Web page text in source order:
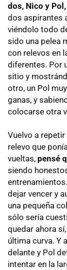
dos, Nico y
dos aspirantes
viéndolo todo
sido una pelea
con relevos en
diferentes. Por
sitio y
otro, un Pol
ganas, y
colocarse otra
Vuelvo a
relevo que
vueltas, pensé
siendo
dejar vencer y
una pequeña
sólo sería
quedar ahora
última curva. Y
delante y Pol
intentar en la